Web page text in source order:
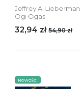
Jeffrey A. Lieberman
Ogi Ogas
32,94 zł 54,90 zł
NOWOŚCI